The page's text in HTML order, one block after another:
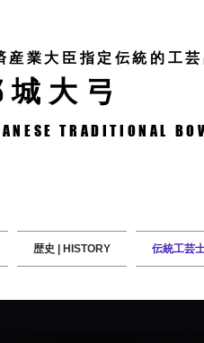
産業大臣指定伝統的工芸
城大弓
TRADITIONAL
歴史 | HISTORY 伝統工芸